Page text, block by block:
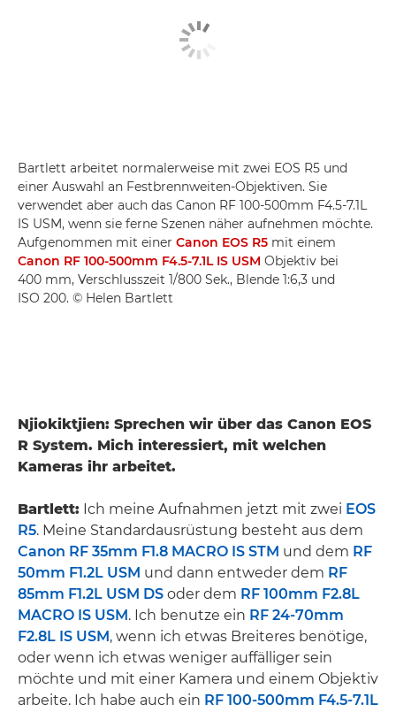
Bartlett arbeitet normalerweise mit zwei EOS R5 und
einer Auswahl an Festbrennweiten-Objektiven. Sie
verwendet aber auch das Canon RF 100-500mm F4.5-7.1L
IS USM, wenn sie ferne Szenen näher aufnehmen möchte.
Aufgenommen mit einer Canon EOS R5 mit einem
Canon RF 100-500mm F4.5-7.1L IS USM Objektiv bei
400 mm, Verschlusszeit 1/800 Sek., Blende 1:6,3 und
ISO 200. © Helen Bartlett
Njiokiktjien: Sprechen wir über das Canon EOS
R System. Mich interessiert, mit welchen
Kameras ihr arbeitet.
Bartlett: Ich meine Aufnahmen jetzt mit zwei EOS
R5. Meine Standardausrüstung besteht aus dem
Canon RF 35mm F1.8 MACRO IS STM und dem RF
50mm F1.2L USM und dann entweder dem RF
85mm F1.2L USM DS oder dem RF 100mm F2.8L
MACRO IS USM . Ich benutze ein RF 24-70mm
F2.8L IS USM , wenn ich etwas Breiteres benötige,
oder wenn ich etwas weniger auffälliger sein
möchte und mit einer Kamera und einem Objektiv
arbeite. Ich habe auch ein RF 100-500mm F4.5-7.1L